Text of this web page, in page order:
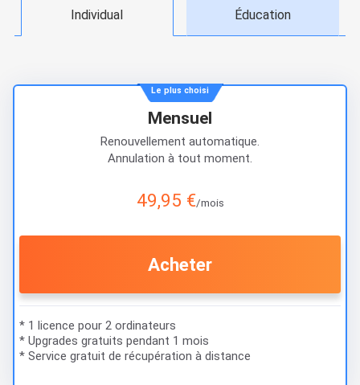
Individual Éducation
Le plus choisi
Mensuel
Renouvellement automatique.
Annulation à tout moment.
49,95 €/mois
Acheter
* 1 licence pour 2 ordinateurs
* Upgrades gratuits pendant 1 mois
* Service gratuit de récupération à distance